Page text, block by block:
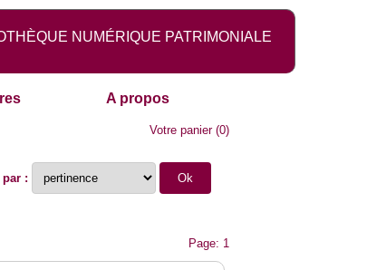
NUMÉRIQUE PATRIMONIALE
A propos
Votre panier(0)
par :
Page: 1